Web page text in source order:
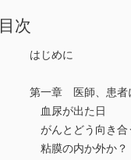
目次
はじめに
第一章 医師、患者
血尿が出た日
がんとどう向き合
粘膜の内か外か？